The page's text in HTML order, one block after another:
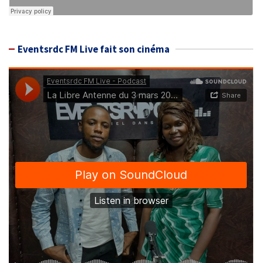
Eventsrdc FM Live fait son cinéma